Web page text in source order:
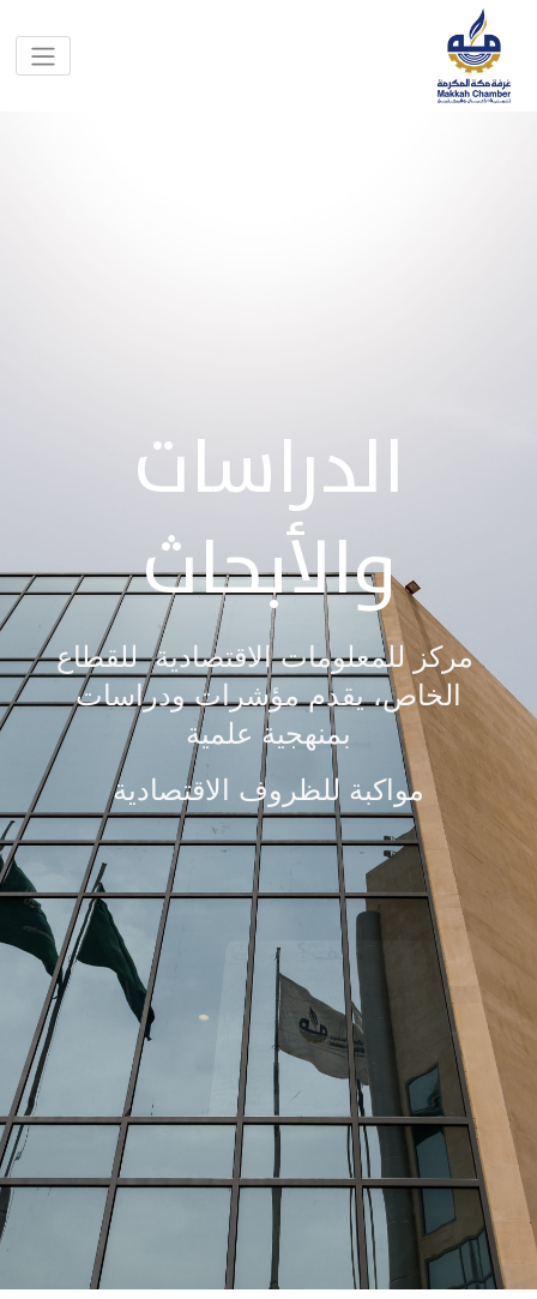
الدراسات
والأبحاث
مركز للمعلومات الاقتصادية للقطاع
الخاص، يقدم مؤشرات ودراسات
بمنهجية علمية
مواكبة للظروف الاقتصادية